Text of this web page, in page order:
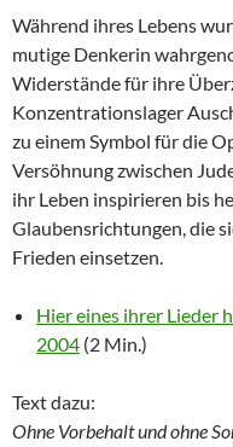
Während ihres Lebens
mutige Denkerin
Widerstände für ihre
Konzentrationslager
zu einem Symbol für die
Versöhnung zwischen
ihr Leben inspirieren bis
Glaubensrichtungen, die
Frieden einsetzen.
Hier eines ihrer Lieder
2004 (2 Min.)
Text dazu:
Ohne Vorbehalt und ohne